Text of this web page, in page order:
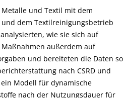
und Textil mit dem
dem Textilreinigungsbetrieb
wie sie sich auf
außerdem auf
und bereiteten die Daten so
nach CSRD und
ein Modell für dynamische
nach der Nutzungsdauer für